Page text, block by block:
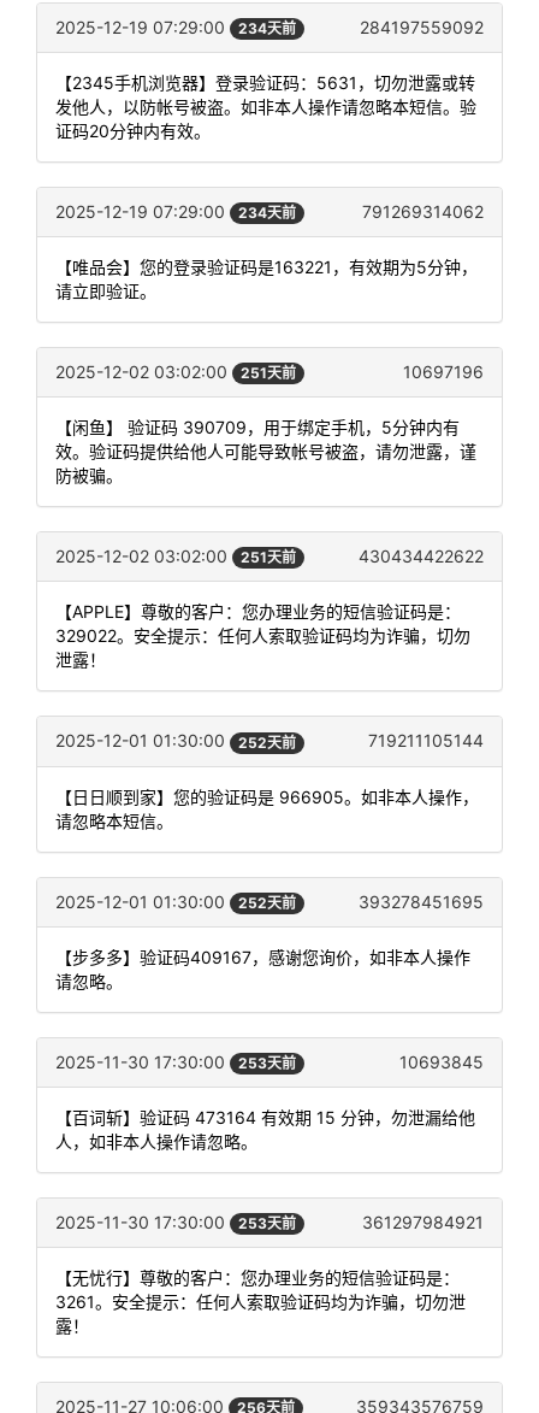
2025-12-19 07:29:00 234天前 284197559092
【2345手机浏览器】登录验证码：5631，切勿泄露或转
发他人，以防帐号被盗。如非本人操作请忽略本短信。验
证码20分钟内有效。
2025-12-19 07:29:00 234天前 791269314062
【唯品会】您的登录验证码是163221，有效期为5分钟，
请立即验证。
2025-12-02 03:02:00 251天前 10697196
【闲鱼】 验证码 390709，用于绑定手机，5分钟内有
效。验证码提供给他人可能导致帐号被盗，请勿泄露，谨
防被骗。
2025-12-02 03:02:00 251天前 430434422622
【APPLE】尊敬的客户：您办理业务的短信验证码是：
329022。安全提示：任何人索取验证码均为诈骗，切勿
泄露！
2025-12-01 01:30:00 252天前 719211105144
【日日顺到家】您的验证码是 966905。如非本人操作，
请忽略本短信。
2025-12-01 01:30:00 252天前 393278451695
【步多多】验证码409167，感谢您询价，如非本人操作
请忽略。
2025-11-30 17:30:00 253天前 10693845
【百词斩】验证码 473164 有效期 15 分钟，勿泄漏给他
人，如非本人操作请忽略。
2025-11-30 17:30:00 253天前 361297984921
【无忧行】尊敬的客户：您办理业务的短信验证码是：
3261。安全提示：任何人索取验证码均为诈骗，切勿泄
露！
2025-11-27 10:06:00 256天前 359343576759